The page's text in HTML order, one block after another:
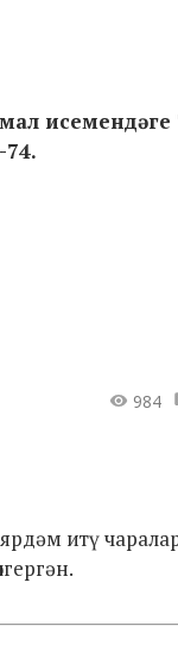
исемендәге
984
итү